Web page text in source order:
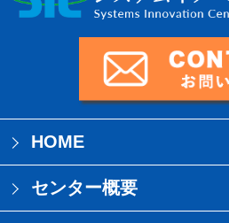
HOME
センター概要